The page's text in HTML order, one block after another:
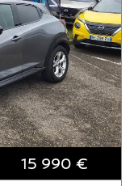
15 990 €